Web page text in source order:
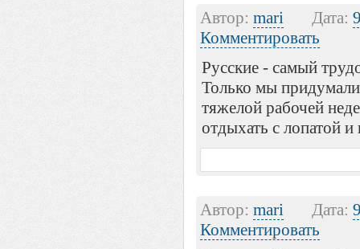
Автор: mari Дата:
Комментировать
Русские - самый
Только мы
тяжелой рабочей
отдыхать с лопатой
Автор: mari Дата:
Комментировать